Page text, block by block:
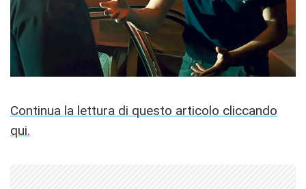
Continua la lettura di questo articolo cliccando
qui.